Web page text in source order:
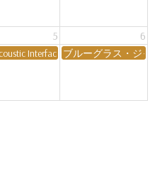
5 6
Interface 2)ブルーグラス・ジャム会